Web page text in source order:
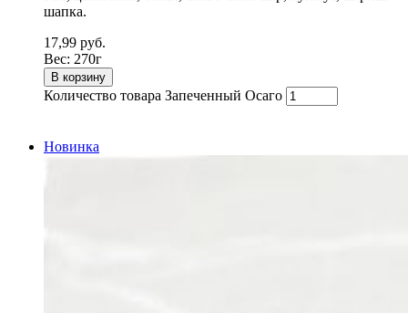
шапка.
17,99 руб.
Вес: 270г
В корзину
Количество товара Запеченный Осаго
Новинка